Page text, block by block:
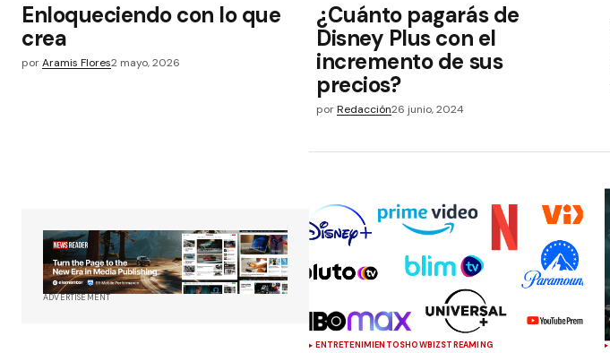
Enloqueciendo con lo que
crea
porAramis Flores2 mayo, 2026
¿Cuánto pagarás de
Disney Plus con el
incremento de sus
precios?
por Redacción26 junio, 2024
ADVERTISEMENT
ENTRETENIMIENTOSHOWBIZSTREAMING